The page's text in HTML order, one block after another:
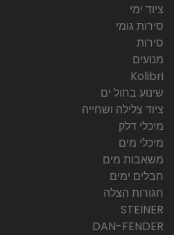
ציוד ימי
סירות גומי
סירות
מנועים
Kolibri
שינוע בחול ים
ציוד צלילה ושחייה
מיכלי דלק
מיכלי מים
משאבות מים
חבלים ימים
חגורות הצלה
STEINER
DAN-FENDER